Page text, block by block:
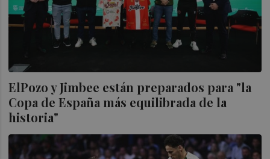
ElPozo y Jimbee están preparados para "la
Copa de España más equilibrada de la
historia"